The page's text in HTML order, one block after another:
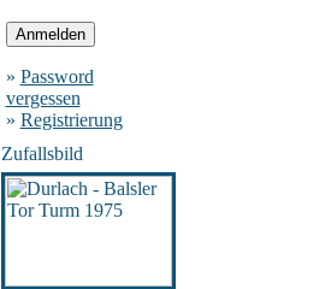
» Password
vergessen
» Registrierung
Zufallsbild